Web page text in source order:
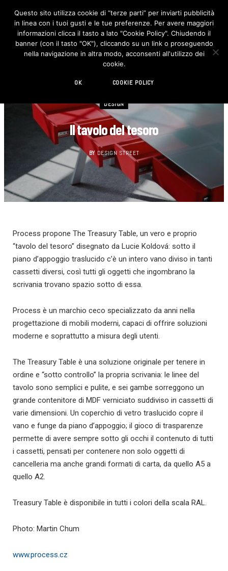
F
c
e
b
o
I
n
s
t
DESIGN
Il tavolo del tesoro
BY DESIGN STREET
Process propone The Treasury Table, un vero e proprio
“tavolo del tesoro” disegnato da Lucie Koldová: sotto il
piano d’appoggio traslucido c’è un intero vano diviso in tanti
cassetti diversi, così tutti gli oggetti che ingombrano la
scrivania trovano spazio sotto di essa.
Process è un marchio ceco specializzato da anni nella
progettazione di mobili moderni, capaci di offrire soluzioni
moderne e soprattutto a misura degli utenti.
The Treasury Table è una soluzione originale per tenere in
ordine e “sotto controllo” la propria scrivania: le linee del
tavolo sono semplici e pulite, e sei gambe sorreggono un
grande contenitore di MDF verniciato suddiviso in cassetti di
varie dimensioni. Un coperchio di vetro traslucido copre il
vano e funge da piano d’appoggio; il gioco di trasparenze
permette di avere sempre sotto gli occhi il contenuto di tutti
i cassetti, pensati per contenere non solo oggetti di
cancelleria ma anche grandi formati di carta, da quello A5 a
quello A2.
Treasury Table è disponibile in tutti i colori della scala RAL.
Photo: Martin Chum
www.process.cz
Questo sito utilizza cookie di “terze parti” per inviarti pubblicità
in linea con i tuoi gusti e le tue preferenze. Per avere maggiori
informazioni clicca il tasto a lato "Cookie Policy". Chiudendo il
banner (con il tasto "OK"), cliccando su un link o proseguendo
nella navigazione in altra modo, acconsenti all'utilizzo dei
cookie.
OK COOKIE POLICY